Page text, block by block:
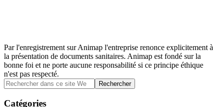
Par l'enregistrement sur Animap l'entreprise renonce explicitement à
la présentation de documents sanitaires. Animap est fondé sur la
bonne foi et ne porte aucune responsabilité si ce principe éthique
n'est pas respecté.
Barre
latérale
Rechercher
dans
ce
Catégories